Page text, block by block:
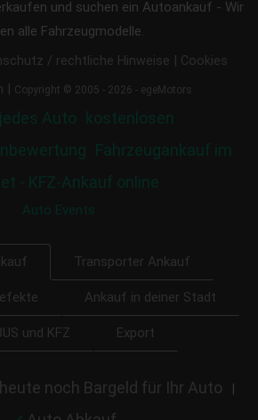
und suchen ein Autoankauf - Wir
alle Fahrzeugmodelle.
/ rechtliche Hinweise | Cookies
| Copyright © 2005 - 2026 - egeMotors
Auto kostenlosen
Fahrzeugankauf im
- KFZ-Ankauf online
Auto Events
Transporter Ankauf
Ankauf in deiner Stadt
und KFZ Export
noch Bargeld für Ihr Auto |